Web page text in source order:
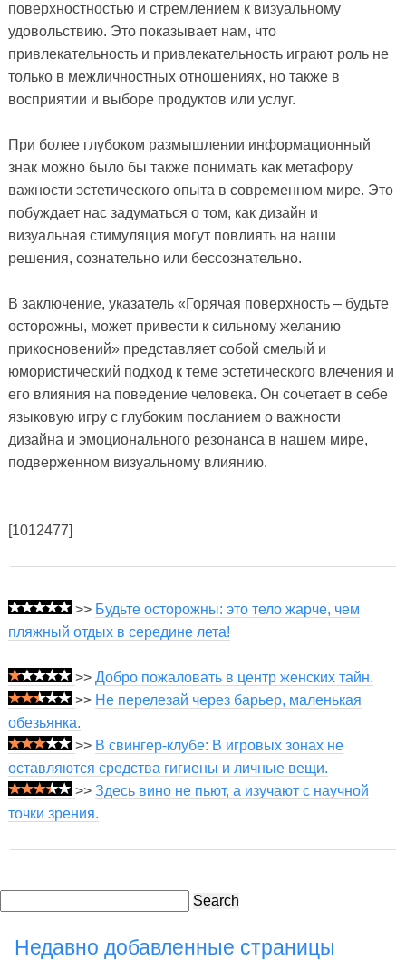
поверхностностью и стремлением к визуальному
удовольствию. Это показывает нам, что
привлекательность и привлекательность играют роль не
только в межличностных отношениях, но также в
восприятии и выборе продуктов или услуг.
При более глубоком размышлении информационный
знак можно было бы также понимать как метафору
важности эстетического опыта в современном мире. Это
побуждает нас задуматься о том, как дизайн и
визуальная стимуляция могут повлиять на наши
решения, сознательно или бессознательно.
В заключение, указатель «Горячая поверхность – будьте
осторожны, может привести к сильному желанию
прикосновений» представляет собой смелый и
юмористический подход к теме эстетического влечения и
его влияния на поведение человека. Он сочетает в себе
языковую игру с глубоким посланием о важности
дизайна и эмоционального резонанса в нашем мире,
подверженном визуальному влиянию.
[1012477]
>> Будьте осторожны: это тело жарче, чем
пляжный отдых в середине лета!
>> Добро пожаловать в центр женских тайн.
>> Не перелезай через барьер, маленькая
обезьянка.
>> В свингер-клубе: В игровых зонах не
оставляются средства гигиены и личные вещи.
>> Здесь вино не пьют, а изучают с научной
точки зрения.
Search
Недавно добавленные страницы